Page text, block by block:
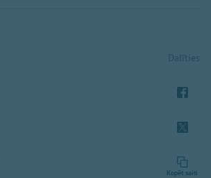
Dalīties
Kopēt saiti